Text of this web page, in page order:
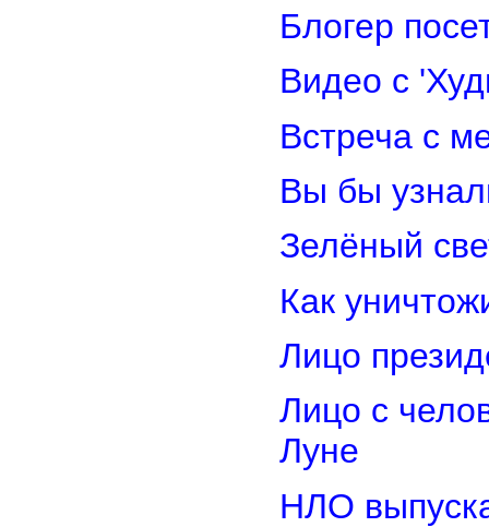
Блогер
Видео с
Встреча с
Вы бы
Зелёный
Как
Лицо
Лицо с
Луне
НЛО